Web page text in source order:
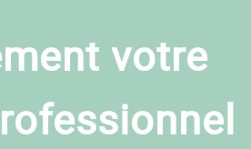
votre